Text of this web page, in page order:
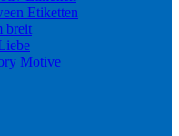
Etiketten
breit
Motive